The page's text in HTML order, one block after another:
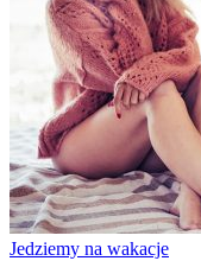
Jedziemy na wakacje